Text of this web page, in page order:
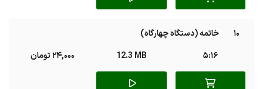
10
خاتمه (دستگاه چهارگاه)
5:16
12.3 MB 24,000 تومان